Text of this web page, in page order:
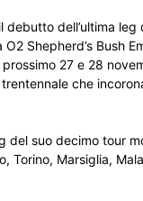
dell’ultima
Shepherd’s Bush
27 e 28
che
del suo decimo tour
Torino, Marsiglia,